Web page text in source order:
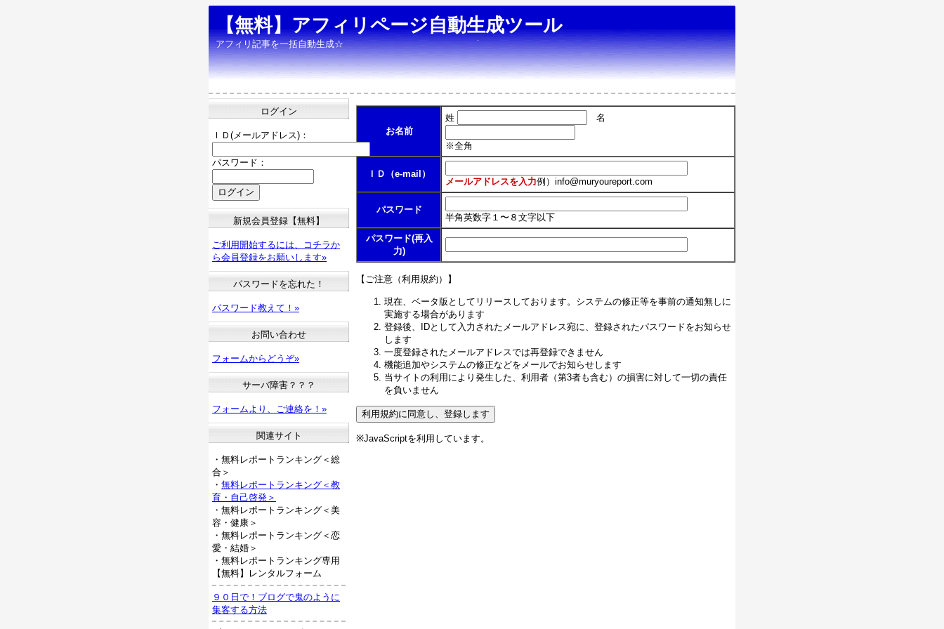
【無料】アフィリページ自動生成ツール
アフィリ記事を一括自動生成☆
お名前
姓 名
※全角
ＩＤ（e-mail）
メールアドレスを入力例） info@muryoureport.com
パスワード
半角英数字１〜８文字以下
パスワード(再入
力)
【ご注意（利用規約）】
現在、ベータ版としてリリースしております。システムの修正等を事前の通知無しに
実施する場合があります
登録後、IDとして入力されたメールアドレス宛に、登録されたパスワードをお知らせ
します
一度登録されたメールアドレスでは再登録できません
機能追加やシステムの修正などをメールでお知らせします
当サイトの利用により発生した、利用者（第3者も含む）の損害に対して一切の責任
を負いません
※JavaScriptを利用しています。
ログイン
ＩＤ(メールアドレス)：
パスワード：
新規会員登録【無料】
ご利用開始するには、コチラか
ら会員登録をお願いします»
パスワードを忘れた！
パスワード教えて！»
お問い合わせ
フォームからどうぞ»
サーバ障害？？？
フォームより、ご連絡を！»
関連サイト
・無料レポートランキング＜総
合＞
・ 無料レポートランキング＜教
育・自己啓発＞
・無料レポートランキング＜美
容・健康＞
・無料レポートランキング＜恋
愛・結婚＞
・無料レポートランキング専用
【無料】レンタルフォーム
９０日で！ブログで鬼のように
集客する方法